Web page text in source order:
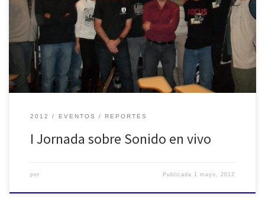
I Jornada sobre Sonido en vivo en ECOS - AES Argentina
2012 EVENTOS REPORTES
I Jornada sobre Sonido en vivo
por Publicada 1 mayo, 2012